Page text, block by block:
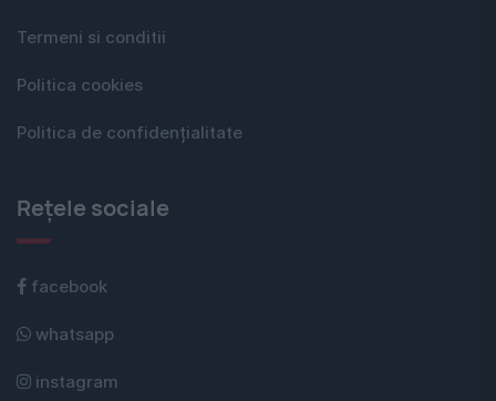
Termeni si conditii
Politica cookies
Politica de confidențialitate
Rețele sociale
facebook
whatsapp
instagram